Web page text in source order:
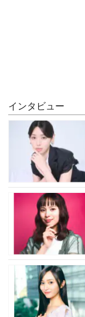
インタビュー